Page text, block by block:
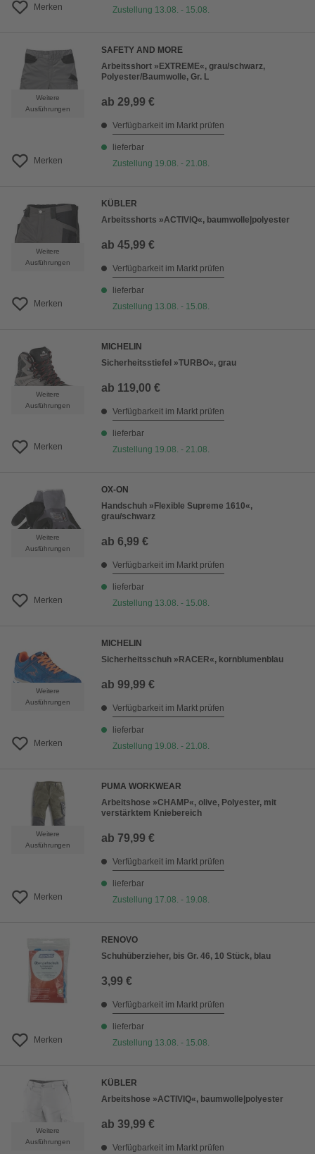
Merken Zustellung 13.08. - 15.08.
Weitere
Ausführungen
Merken
SAFETY AND MORE
Arbeitsshort »EXTREME«, grau/schwarz,
Polyester/Baumwolle, Gr. L
ab 29,99 €
Verfügbarkeit im Markt prüfen
lieferbar
Zustellung 19.08. - 21.08.
Weitere
Ausführungen
Merken
KÜBLER
Arbeitsshorts »ACTIVIQ«, baumwolle|polyester
ab 45,99 €
Verfügbarkeit im Markt prüfen
lieferbar
Zustellung 13.08. - 15.08.
Weitere
Ausführungen
Merken
MICHELIN
Sicherheitsstiefel »TURBO«, grau
ab 119,00 €
Verfügbarkeit im Markt prüfen
lieferbar
Zustellung 19.08. - 21.08.
Weitere
Ausführungen
Merken
OX-ON
Handschuh »Flexible Supreme 1610«,
grau/schwarz
ab 6,99 €
Verfügbarkeit im Markt prüfen
lieferbar
Zustellung 13.08. - 15.08.
Weitere
Ausführungen
Merken
MICHELIN
Sicherheitsschuh »RACER«, kornblumenblau
ab 99,99 €
Verfügbarkeit im Markt prüfen
lieferbar
Zustellung 19.08. - 21.08.
Weitere
Ausführungen
Merken
PUMA WORKWEAR
Arbeitshose »CHAMP«, olive, Polyester, mit
verstärktem Kniebereich
ab 79,99 €
Verfügbarkeit im Markt prüfen
lieferbar
Zustellung 17.08. - 19.08.
Merken
RENOVO
Schuhüberzieher, bis Gr. 46, 10 Stück, blau
3,99 €
Verfügbarkeit im Markt prüfen
lieferbar
Zustellung 13.08. - 15.08.
Weitere
Ausführungen
KÜBLER
Arbeitshose »ACTIVIQ«, baumwolle|polyester
ab 39,99 €
Verfügbarkeit im Markt prüfen